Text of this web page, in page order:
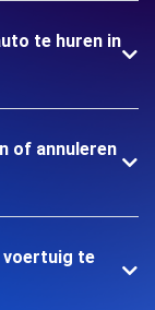
te huren in
of annuleren
voertuig te